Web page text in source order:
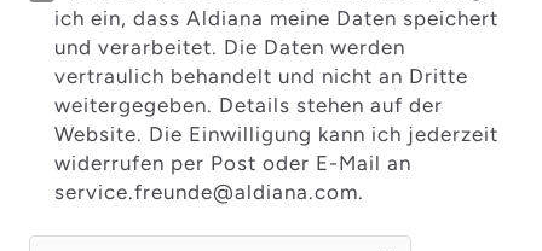
ich ein, dass Aldiana meine Daten speichert
und verarbeitet. Die Daten werden
vertraulich behandelt und nicht an Dritte
weitergegeben. Details stehen auf der
Website. Die Einwilligung kann ich jederzeit
widerrufen per Post oder E-Mail an
service.freunde@aldiana.com.